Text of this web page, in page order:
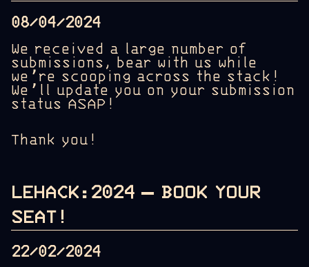
08/04/2024
We received a large number of
submissions, bear with us while
we’re scooping across the stack!
We’ll update you on your submission
status ASAP!
Thank you!
LEHACK:2024 – BOOK YOUR
SEAT!
22/02/2024